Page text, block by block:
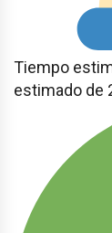
Tiempo
estimado de